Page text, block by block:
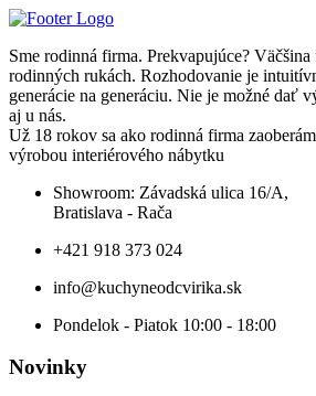
Sme rodinná firma. Prekvapujúce?
rodinných rukách. Rozhodovanie je
generácie na generáciu. Nie je možné dať
aj u nás.
Už 18 rokov sa ako rodinná firma
výrobou interiérového nábytku
Showroom: Závadská ulica 16/A,
Bratislava - Rača
+421 918 373 024
info@kuchyneodcvirika.sk
Pondelok - Piatok 10:00 - 18:00
Novinky